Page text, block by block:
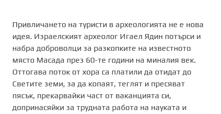
Привличането на туристи в археологията не е нова
идея. Израелският археолог Игаел Ядин потърси и
набра доброволци за разкопките на известното
място Масада през 60-те години на миналия век.
Оттогава поток от хора са платили да отидат до
Светите земи, за да копаят, теглят и пресяват
пясък, прекарвайки част от ваканцията си,
допринасяйки за трудната работа на науката и